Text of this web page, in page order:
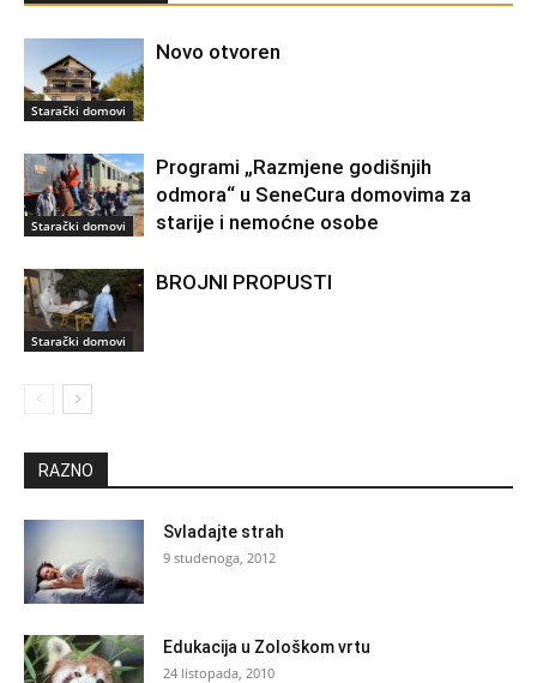
Starački domovi
Novo otvoren
Starački domovi
Programi „Razmjene godišnjih
odmora“ u SeneCura domovima za
starije i nemoćne osobe
Starački domovi
BROJNI PROPUSTI
RAZNO
Svladajte strah
9 studenoga, 2012
Edukacija u Zološkom vrtu
24 listopada, 2010